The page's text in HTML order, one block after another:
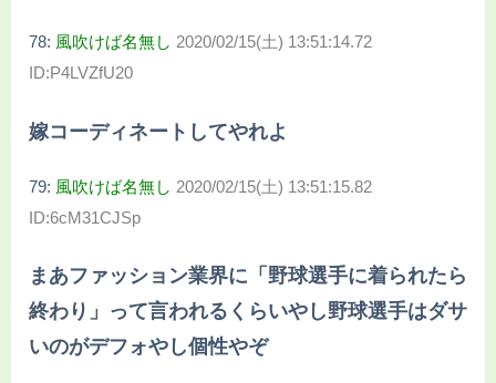
78: 風吹けば名無し 2020/02/15(土) 13:51:14.72
ID:P4LVZfU20
嫁コーディネートしてやれよ
79: 風吹けば名無し 2020/02/15(土) 13:51:15.82
ID:6cM31CJSp
まあファッション業界に「野球選手に着られたら
終わり」って言われるくらいやし野球選手はダサ
いのがデフォやし個性やぞ